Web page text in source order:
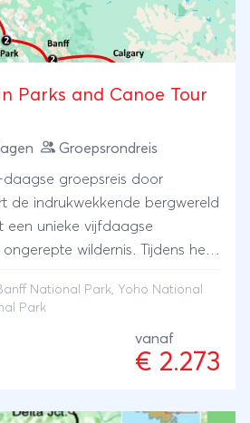
Parks and Canoe Tour
Groepsrondreis
daagse groepsreis door
de indrukwekkende bergwereld
een unieke vijfdaagse
wildernis. Tijdens het
van Alberta en British
over een rustige rivier,
dan stilte, natuur en wildleven.
ontspanning bij het kampvuur.
National Park, Yoho National
Park
vanaf
€ 2.273